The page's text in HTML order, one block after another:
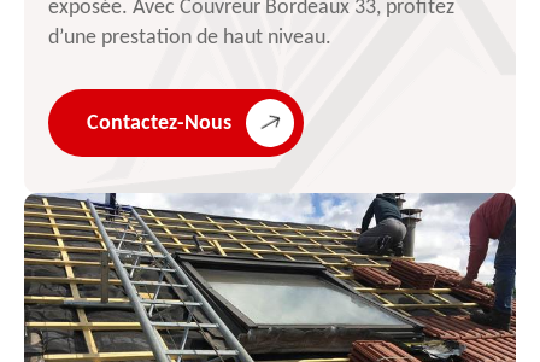
exposée. Avec Couvreur Bordeaux 33, profitez
d’une prestation de haut niveau.
Contactez-Nous